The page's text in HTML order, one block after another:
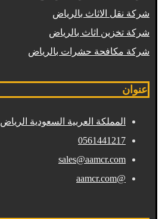
شركة نقل الاثاث بالرياض
شركة تخزين اثاث بالرياض
شركة مكافحة حشرات بالرياض
عنوان
المملكة العربية السعودية الرياض
0561441217
sales@aamcr.com
@aamcr.com